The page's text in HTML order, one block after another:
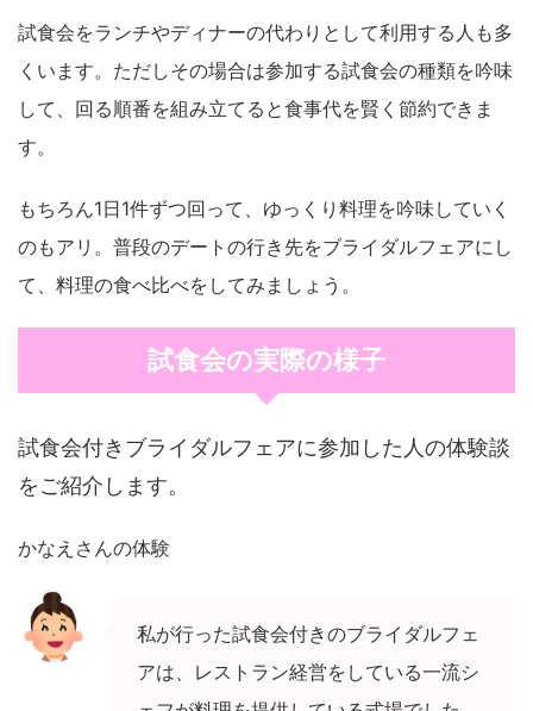
試食会をランチやディナーの代わりとして利用する人も多
くいます。ただしその場合は参加する試食会の種類を吟味
して、回る順番を組み立てると食事代を賢く節約できま
す。
もちろん1日1件ずつ回って、ゆっくり料理を吟味していく
のもアリ。普段のデートの行き先をブライダルフェアにし
て、料理の食べ比べをしてみましょう。
試食会の実際の様子
試食会付きブライダルフェアに参加した人の体験談
をご紹介します。
かなえさんの体験
私が行った試食会付きのブライダルフェ
アは、レストラン経営をしている一流シ